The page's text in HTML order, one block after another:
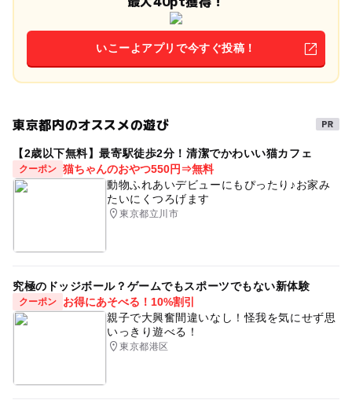
いこーよアプリで今すぐ投稿！
東京都内のオススメの遊び
【2歳以下無料】最寄駅徒歩2分！清潔でかわいい猫カフェ
クーポン 猫ちゃんのおやつ550円⇒無料
動物ふれあいデビューにもぴったり♪お家み
たいにくつろげます
東京都立川市
究極のドッジボール？ゲームでもスポーツでもない新体験
クーポン
お得にあそべる！10%割引
親子で大興奮間違いなし！怪我を気にせず思
いっきり遊べる！
東京都港区